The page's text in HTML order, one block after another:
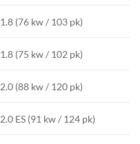
1.8 (76 kw / 103 pk)
1.8 (75 kw / 102 pk)
2.0 (88 kw / 120 pk)
2.0 ES (91 kw / 124 pk)